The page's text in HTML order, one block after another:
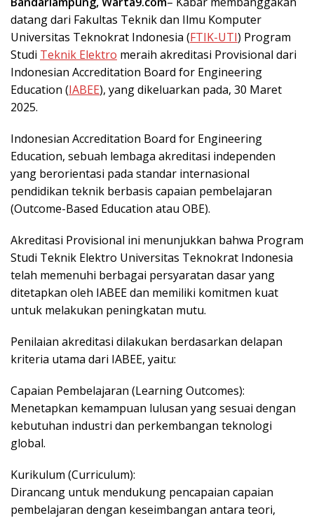
datang dari Fakultas Teknik dan Ilmu Komputer
Universitas Teknokrat Indonesia (FTIK-UTI) Program
Studi Teknik Elektro meraih akreditasi Provisional dari
Indonesian Accreditation Board for Engineering
Education (IABEE), yang dikeluarkan pada, 30 Maret
2025.
Indonesian Accreditation Board for Engineering
Education, sebuah lembaga akreditasi independen
yang berorientasi pada standar internasional
pendidikan teknik berbasis capaian pembelajaran
(Outcome-Based Education atau OBE).
Akreditasi Provisional ini menunjukkan bahwa Program
Studi Teknik Elektro Universitas Teknokrat Indonesia
telah memenuhi berbagai persyaratan dasar yang
ditetapkan oleh IABEE dan memiliki komitmen kuat
untuk melakukan peningkatan mutu.
Penilaian akreditasi dilakukan berdasarkan delapan
kriteria utama dari IABEE, yaitu:
Capaian Pembelajaran (Learning Outcomes):
Menetapkan kemampuan lulusan yang sesuai dengan
kebutuhan industri dan perkembangan teknologi
global.
Kurikulum (Curriculum):
Dirancang untuk mendukung pencapaian capaian
pembelajaran dengan keseimbangan antara teori,